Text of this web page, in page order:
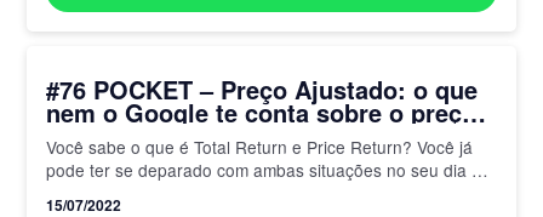
#76 POCKET – Preço Ajustado: o que
nem o Google te conta sobre o preço
de uma ação
Você sabe o que é Total Return e Price Return? Você já
pode ter se deparado com ambas situações no seu dia a
15/07/2022